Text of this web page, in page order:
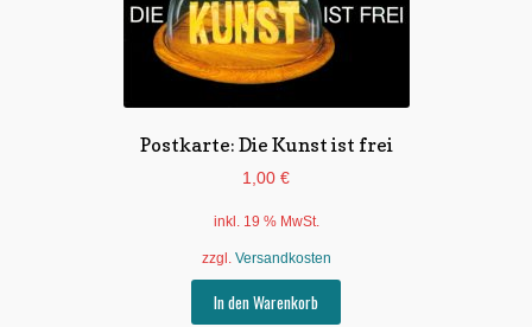
Postkarte: Die Kunst ist frei
1,00 €
inkl. 19 % MwSt.
zzgl. Versandkosten
In den Warenkorb